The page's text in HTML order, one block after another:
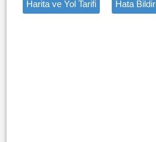
Harita ve Yol Tarifi Hata Bildir